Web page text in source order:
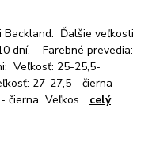
Backland. Ďalšie veľkosti
dní. Farebné prevedia:
Veľkosť: 25-25,5-
27-27,5 - čierna
čierna Veľkos... celý